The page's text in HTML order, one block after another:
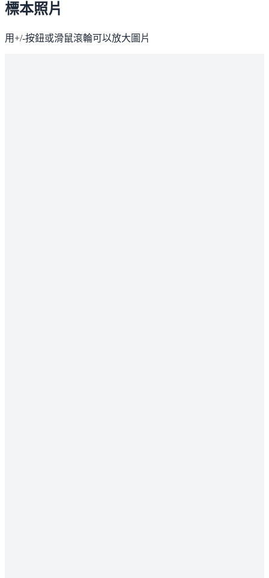
標本照片
用+/-按鈕或滑鼠滾輪可以放大圖片